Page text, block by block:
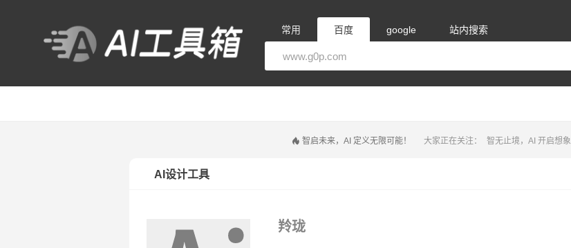
常用 百度 google 站内搜索
大家正在关注： 智无止境，AI 开启想象
智启未来，AI 定义无限可能！
AI设计工具
羚珑